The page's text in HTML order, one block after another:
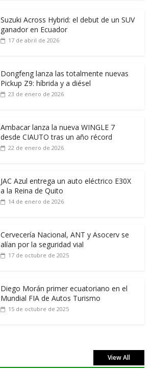
Suzuki Across Hybrid: el debut de un SUV
ganador en Ecuador
17 de abril de 2026
Dongfeng lanza las totalmente nuevas
Pickup Z9: híbrida y a diésel
23 de enero de 2026
Ambacar lanza la nueva WINGLE 7
desde CIAUTO tras un año récord
22 de enero de 2026
JAC Azul entrega un auto eléctrico E30X
a la Reina de Quito
14 de enero de 2026
Cervecería Nacional, ANT y Asocerv se
alían por la seguridad vial
17 de octubre de 2025
Diego Morán primer ecuatoriano en el
Mundial FIA de Autos Turismo
15 de octubre de 2025
View All